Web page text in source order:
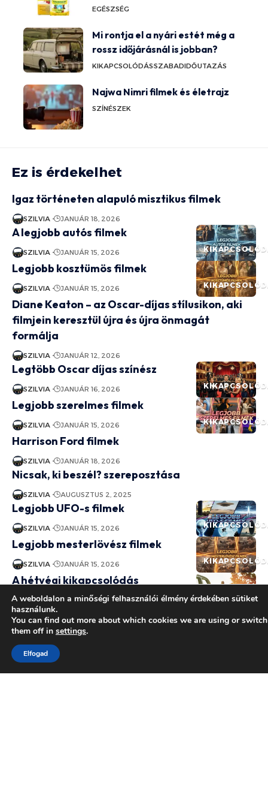
EGÉSZSÉG
Mi rontja el a nyári estét még a
rossz időjárásnál is jobban?
KIKAPCSOLÓDÁSSZABADIDŐUTAZÁS
Najwa Nimri filmek és életrajz
SZÍNÉSZEK
Ez is érdekelhet
Igaz történeten alapuló misztikus filmek
SZILVIA JANUÁR 18, 2026
A legjobb autós filmek
SZILVIA JANUÁR 15, 2026
Legjobb kosztümös filmek
SZILVIA JANUÁR 15, 2026
Diane Keaton – az Oscar-díjas stílusikon, aki
filmjein keresztül újra és újra önmagát
formálja
SZILVIA JANUÁR 12, 2026
Legtöbb Oscar díjas színész
SZILVIA JANUÁR 16, 2026
Legjobb szerelmes filmek
SZILVIA JANUÁR 15, 2026
Harrison Ford filmek
SZILVIA JANUÁR 18, 2026
Nicsak, ki beszél? szereposztása
SZILVIA AUGUSZTUS 2, 2025
Legjobb UFO-s filmek
SZILVIA JANUÁR 15, 2026
Legjobb mesterlövész filmek
SZILVIA JANUÁR 15, 2026
A hétvégi kikapcsolódás
jelentősége a modern életben
SZILVIA MÁJUS 25, 2025
Top 50 vígjáték
SZILVIA
A weboldalon a minőségi felhasználói élmény érdekében sütiket
használunk.
You can find out more about which cookies we are using or switch
them off in settings.
Elfogad